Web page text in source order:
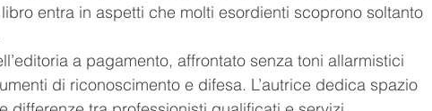
entra in aspetti che molti esordienti scoprono soltanto
a pagamento, affrontato senza toni allarmistici
di riconoscimento e difesa. L’autrice dedica spazio